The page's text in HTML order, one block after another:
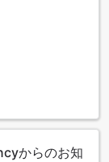
からのお知